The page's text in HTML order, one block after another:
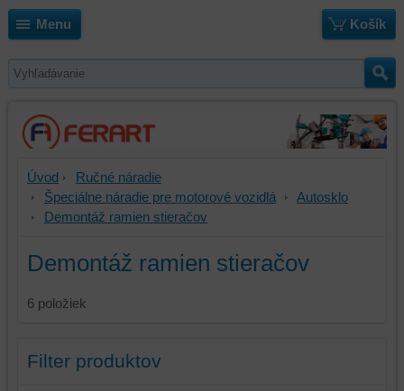
Menu Košík
Úvod
Ručné náradie
Špeciálne náradie pre motorové vozidlá
Autosklo
Demontáž ramien stieračov
Demontáž ramien stieračov
6 položiek
Filter produktov